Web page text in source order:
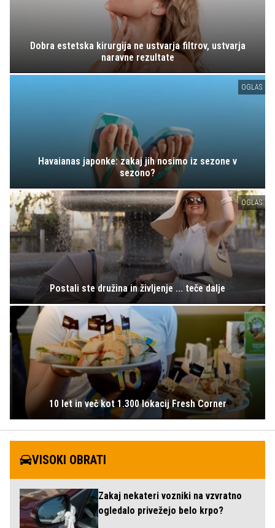
Dobra estetska kirurgija ne ustvarja filtrov, ustvarja
naravne rezultate
OGLAS
Havaianas japonke: zakaj jih nosimo iz sezone v
sezono?
OGLAS
Postali ste družina in življenje ... teče dalje
10 let in več kot 1.300 lokacij Fresh Corner
VISOKI OBRATI
Zakaj nekateri vozniki na vzvratno
ogledalo privežejo belo krpo?